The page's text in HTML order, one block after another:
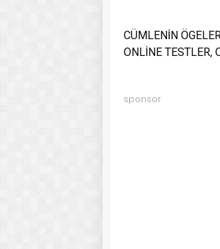
CÜMLENİN
ONLİNE TESTLER,
sponsor